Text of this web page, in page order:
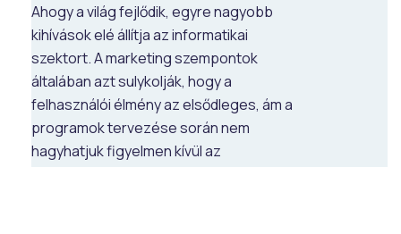
Ahogy a világ fejlődik, egyre nagyobb
kihívások elé állítja az informatikai
szektort. A marketing szempontok
általában azt sulykolják, hogy a
felhasználói élmény az elsődleges, ám a
programok tervezése során nem
hagyhatjuk figyelmen kívül az